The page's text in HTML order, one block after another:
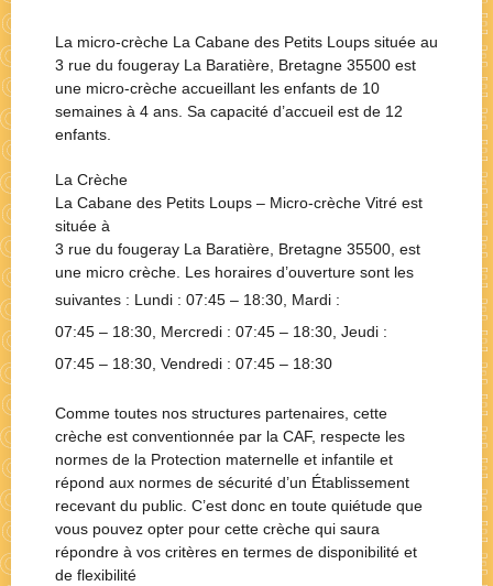
La micro-crèche La Cabane des Petits Loups située au
3 rue du fougeray La Baratière, Bretagne 35500 est
une micro-crèche accueillant les enfants de 10
semaines à 4 ans. Sa capacité d’accueil est de 12
enfants.
La Crèche
La Cabane des Petits Loups – Micro-crèche Vitré est
située à
3 rue du fougeray La Baratière, Bretagne 35500, est
une micro crèche. Les horaires d’ouverture sont les
suivantes : Lundi : 07:45 – 18:30, Mardi :
07:45 – 18:30, Mercredi : 07:45 – 18:30, Jeudi :
07:45 – 18:30, Vendredi : 07:45 – 18:30
Comme toutes nos structures partenaires, cette
crèche est conventionnée par la CAF, respecte les
normes de la Protection maternelle et infantile et
répond aux normes de sécurité d’un Établissement
recevant du public. C’est donc en toute quiétude que
vous pouvez opter pour cette crèche qui saura
répondre à vos critères en termes de disponibilité et
de flexibilité